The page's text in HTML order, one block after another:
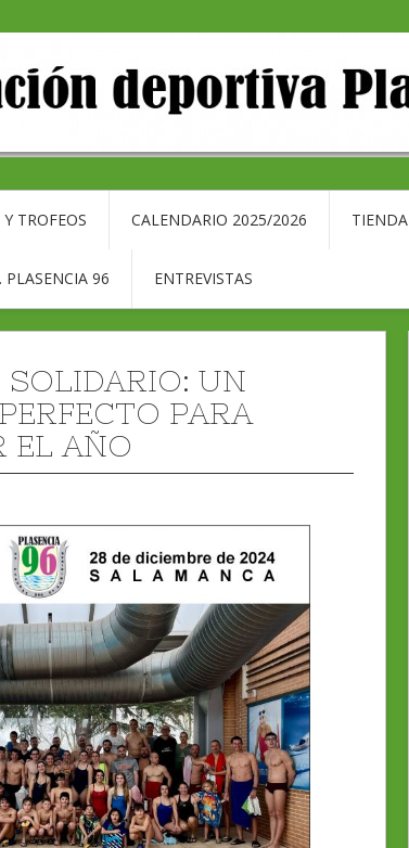
TROFEOS CALENDARIO 2025/2026 TIENDA
PLASENCIA 96 ENTREVISTAS
SOLIDARIO: UN
PARA
EL AÑO